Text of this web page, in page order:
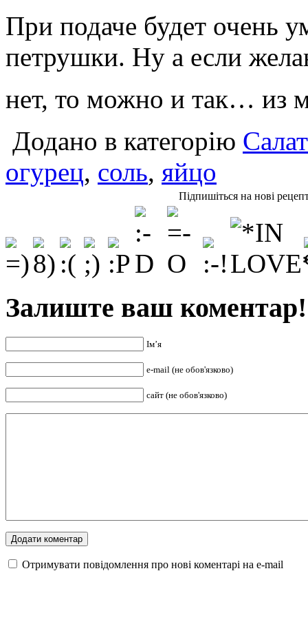
При подаче будет очень
петрушки. Ну а если
нет, то можно и так… из
Додано в категорію
огурец, соль, яйцо
Підпишіться на нові
Залиште ваш коментар!
Ім’я
e-mail (не обов'язково)
сайт (не обов'язково)
Отримувати повідомлення про нові коментарі на е-mail